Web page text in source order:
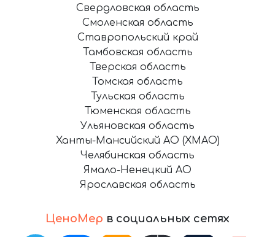
ЦеноМер в социальных сетях
Свердловская область
Смоленская область
Ставропольский край
Тамбовская область
Тверская область
Томская область
Тульская область
Тюменская область
Ульяновская область
Ханты-Мансийский АО (ХМАО)
Челябинская область
Ямало-Ненецкий АО
Ярославская область